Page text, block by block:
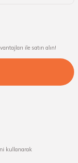
ile satın alın!
kullanarak